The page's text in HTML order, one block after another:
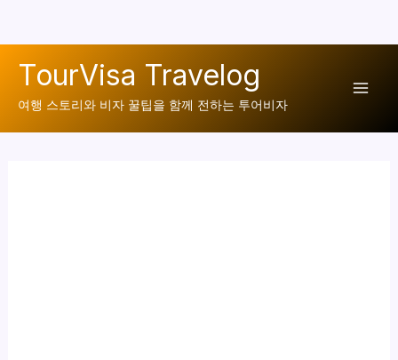
TourVisa Travelog
여행 스토리와 비자 꿀팁을 함께 전하는 투어비자